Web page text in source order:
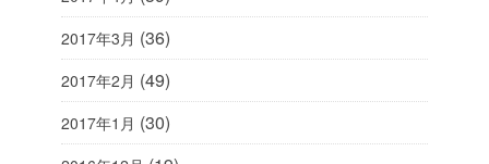
2017年3月 (36)
2017年2月 (49)
2017年1月 (30)